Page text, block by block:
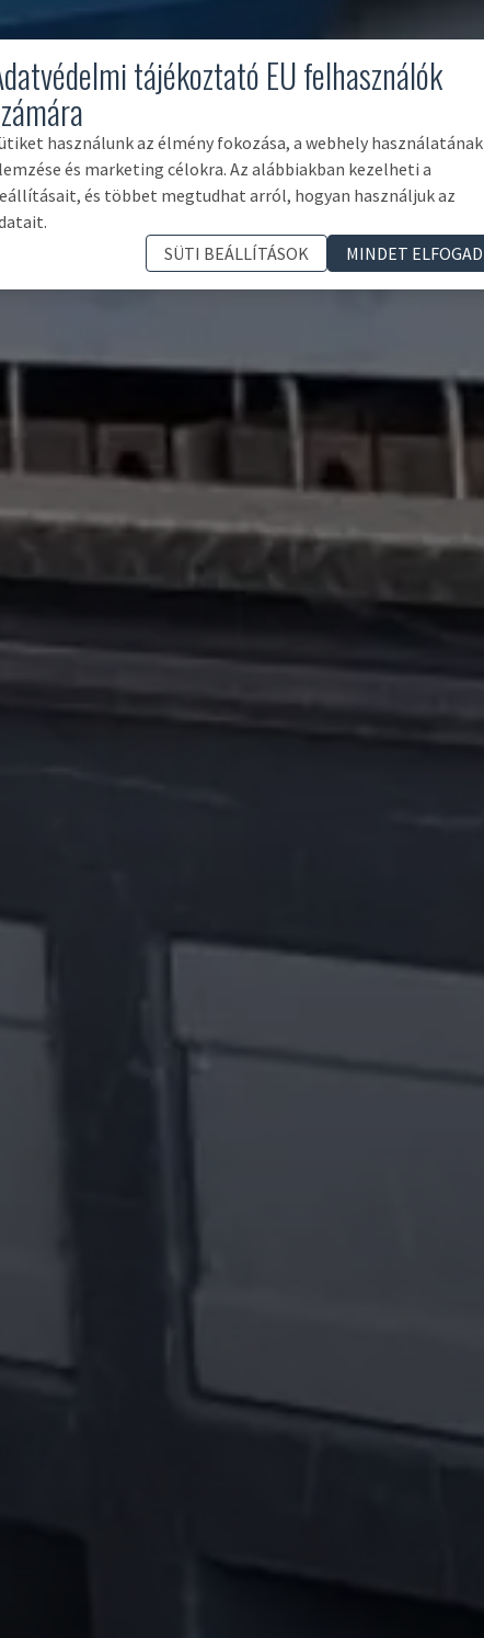
tájékoztató EU felhasználók
használunk az élmény fokozása, a webhely használatának
és marketing célokra. Az alábbiakban kezelheti a
és többet megtudhat arról, hogyan használjuk az
SÜTI BEÁLLÍTÁSOK
MINDET ELFOGAD